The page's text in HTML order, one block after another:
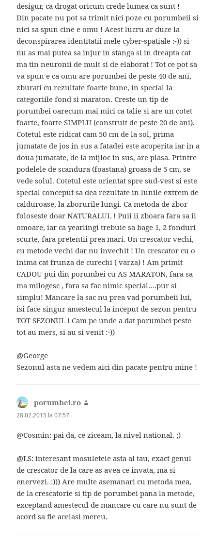
desigur, ca drogat oricum crede lumea ca sunt !
Din pacate nu pot sa trimit nici poze cu porumbeii si
nici sa spun cine e omu ! Acest lucru ar duce la
deconspirarea identitatii mele cyber-spatiale :-)) si
nu as mai putea sa injur in stanga si in dreapta cat
ma tin neuronii de mult si de elaborat ! Tot ce pot sa
va spun e ca omu are porumbei de peste 40 de ani,
zburati cu rezultate foarte bune, in special la
categoriile fond si maraton. Creste un tip de
porumbei oarecum mai mici ca talie si are un cotet
foarte, foarte SIMPLU (construit de peste 20 de ani).
Cotetul este ridicat cam 50 cm de la sol, prima
jumatate de jos in sus a fatadei este acoperita iar in a
doua jumatate, de la mijloc in sus, are plasa. Printre
podelele de scandura (foastana) groasa de 5 cm, se
vede solul. Cotetul este orientat spre sud-vest si este
special conceput sa dea rezultate in lunile extrem de
calduroase, la zborurile lungi. Ca metoda de zbor
foloseste doar NATURALUL ! Puii ii zboara fara sa ii
omoare, iar ca yearlingi trebuie sa bage 1, 2 fonduri
scurte, fara pretentii prea mari. Un crescator vechi,
cu metode vechi dar nu invechit ! Un crescator cu o
inima cat frunza de curechi ( varza) ! Am primit
CADOU pui din porumbei cu AS MARATON, fara sa
ma milogesc , fara sa fac nimic special….pur si
simplu! Mancare la sac nu prea vad porumbeii lui,
isi face singur amestecul la inceput de sezon pentru
TOT SEZONUL ! Cam pe unde a dat porumbei peste
tot au mers, si au si venit :-))
@George
Sezonul asta ne vedem aici din pacate pentru mine !
porumbei.ro
28.02.2015 la 07:57
@Cosmin: pai da, ce ziceam, la nivel national. ;)
@LS: interesant mosuletele asta al tau, exact genul
de crescator de la care as avea ce invata, ma si
enervezi. :))) Are multe asemanari cu metoda mea,
de la crescatorie si tip de porumbei pana la metode,
exceptand amestecul de mancare cu care nu sunt de
acord sa fie acelasi mereu.